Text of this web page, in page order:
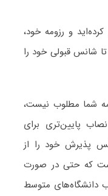
و رزومه خود،
شانس قبولی خود را
شما مطلوب نیست،
پایین‌تری برای
پذیرش خود را از
که حتی در صورت
دانشگاه‌های متوسط